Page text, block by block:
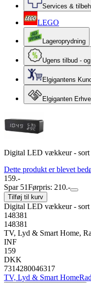
Services &
LEGO
Lageroprydning
Ugens tilbud -
Elgigantens
Elgiganten
Digital LED vækkeur - sort
Dette produkt er blevet
159.-
Spar 51Førpris: 210.-
Tilføj til kurv
Digital LED vækkeur - sort
148381
148381
TV, Lyd & Smart Home,
INF
159
DKK
7314280046317
TV, Lyd & Smart Home